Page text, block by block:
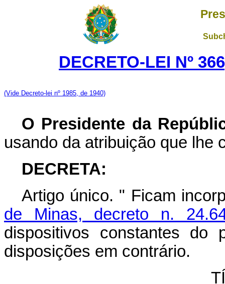
DECRETO-LEI Nº
(Vide Decreto-lei nº 1985, de 1940)
O Presidente da
usando da atribuição que lhe
DECRETA:
Artigo único. " Ficam
de Minas, decreto n.
dispositivos constantes do
disposições em contrário.